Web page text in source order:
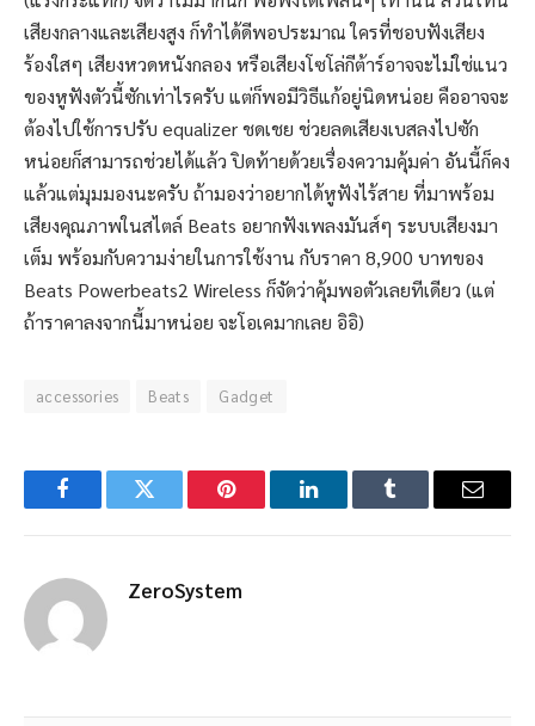
เสียงกลางและเสียงสูง ก็ทำได้ดีพอประมาณ ใครที่ชอบฟังเสียง
ร้องใสๆ เสียงหวดหนังกลอง หรือเสียงโซโล่กีต้าร์อาจจะไม่ใช่แนว
ของหูฟังตัวนี้ซักเท่าไรครับ แต่ก็พอมีวิธีแก้อยู่นิดหน่อย คืออาจจะ
ต้องไปใช้การปรับ equalizer ชดเชย ช่วยลดเสียงเบสลงไปซัก
หน่อยก็สามารถช่วยได้แล้ว ปิดท้ายด้วยเรื่องความคุ้มค่า อันนี้ก็คง
แล้วแต่มุมมองนะครับ ถ้ามองว่าอยากได้หูฟังไร้สาย ที่มาพร้อม
เสียงคุณภาพในสไตล์ Beats อยากฟังเพลงมันส์ๆ ระบบเสียงมา
เต็ม พร้อมกับความง่ายในการใช้งาน กับราคา 8,900 บาทของ
Beats Powerbeats2 Wireless ก็จัดว่าคุ้มพอตัวเลยทีเดียว (แต่
ถ้าราคาลงจากนี้มาหน่อย จะโอเคมากเลย อิอิ)
accessories Beats Gadget
FacebookTwitter Pinterest LinkedInTumblr Email
ZeroSystem